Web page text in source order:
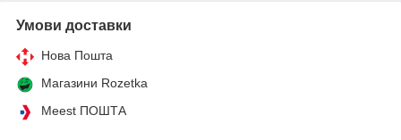
Умови доставки
Нова Пошта
Магазини Rozetka
Meest ПОШТА